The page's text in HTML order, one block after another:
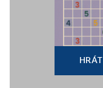
HRÁT